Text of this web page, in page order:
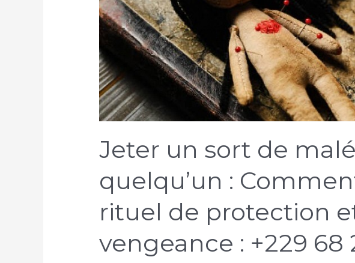
Jeter un sort de
quelqu’un :
rituel de protection
vengeance : +229 68